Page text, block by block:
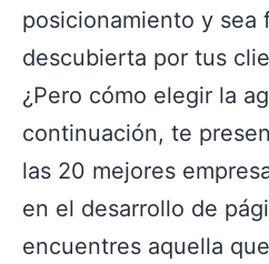
posicionamiento y sea
descubierta por tus
¿Pero cómo elegir la
continuación, te
las 20 mejores
en el desarrollo de
encuentres aquella